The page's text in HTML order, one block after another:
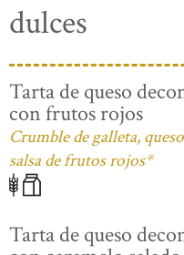
dulces
Tarta de queso
con frutos rojos
Crumble de galleta,
salsa de frutos rojos*
Tarta de queso